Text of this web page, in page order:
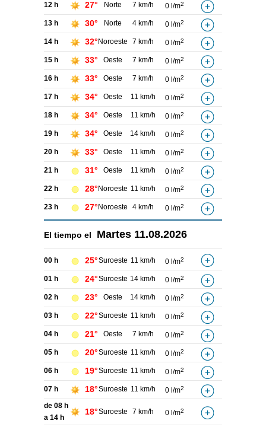
12 h 27° Norte 7 km/h 0 l/m2
13 h 30° Norte 4 km/h 0 l/m2
14 h 32° Noroeste 7 km/h 0 l/m2
15 h 33° Oeste 7 km/h 0 l/m2
16 h 33° Oeste 7 km/h 0 l/m2
17 h 34° Oeste 11 km/h 0 l/m2
18 h 34° Oeste 11 km/h 0 l/m2
19 h 34° Oeste 14 km/h 0 l/m2
20 h 33° Oeste 11 km/h 0 l/m2
21 h 31° Oeste 11 km/h 0 l/m2
22 h 28° Noroeste 11 km/h 0 l/m2
23 h 27° Noroeste 4 km/h 0 l/m2
El tiempo el Martes 11.08.2026
00 h 25°Suroeste 11 km/h 0 l/m2
01 h 24°Suroeste 14 km/h 0 l/m2
02 h 23° Oeste 14 km/h 0 l/m2
03 h 22°Suroeste 11 km/h 0 l/m2
04 h 21° Oeste 7 km/h 0 l/m2
05 h 20°Suroeste 11 km/h 0 l/m2
06 h 19°Suroeste 11 km/h 0 l/m2
07 h 18°Suroeste 11 km/h 0 l/m2
de 08 h
a 14 h
18°Suroeste 7 km/h 0 l/m2